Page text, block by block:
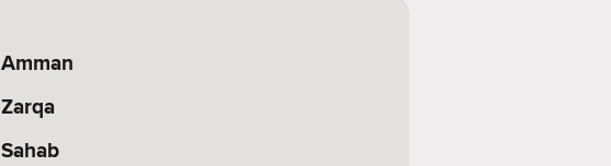
Amman
Zarqa
Sahab